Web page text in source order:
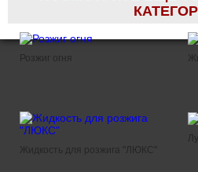
Розжиг огня
Жидкость для розжига "ЛЮКС"